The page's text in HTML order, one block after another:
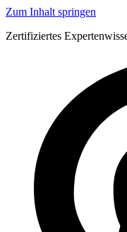
Zum Inhalt springen
Zertifiziertes